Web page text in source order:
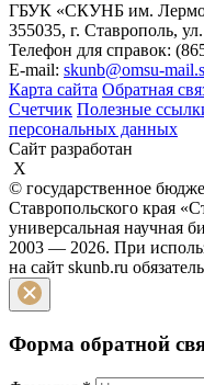
ГБУК «СКУНБ им.
355035, г. Ставрополь,
Телефон для справок:
E-mail: skunb@omsu-
Карта сайта Обратная
Счетчик Полезные
персональных данных
Сайт разработан
X
© государственное
Ставропольского края
универсальная научная
2003 — 2026. При
на сайт skunb.ru
Форма обратной